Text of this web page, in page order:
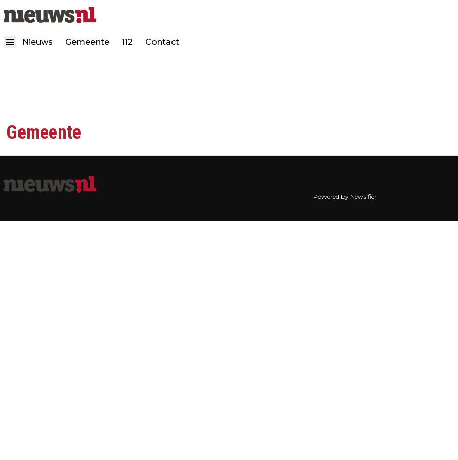
Nieuws Gemeente 112 Contact
Gemeente
Powered by Newsifier